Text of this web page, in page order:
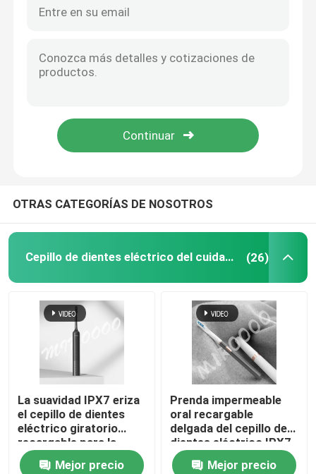
Cepillo de dientes eléctrico adulto
Cepillo de dientes eléctrico de los niños
OTRAS CATEGORÍAS DE NOSOTROS
Cepillo de dientes eléctrico del cuidado oral (26)
La suavidad IPX7 eriza
el cepillo de dientes
eléctrico giratorio
recargable para la
protección de la goma
Mejor precio
Prenda impermeable
oral recargable
delgada del cepillo de
dientes eléctrico IPX7
del cuidado con 3
modos Mejor precio